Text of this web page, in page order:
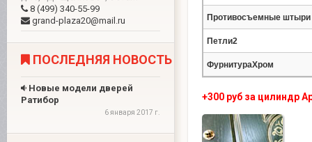
8 (499) 340-55-99
grand-plaza20@mail.ru
ПОСЛЕДНЯЯ НОВОСТЬ
Новые модели дверей
Ратибор
6 января 2017 г.
Противосъемные штыри
Петли2
ФурнитураХром
+300 руб за цилиндр